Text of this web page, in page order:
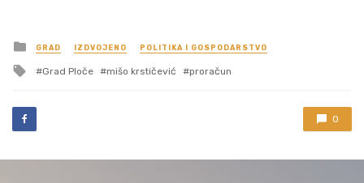
Posted
in
GRAD IZDVOJENO POLITIKA I GOSPODARSTVO
Tagged
Grad Ploče mišo krstičević proračun
0